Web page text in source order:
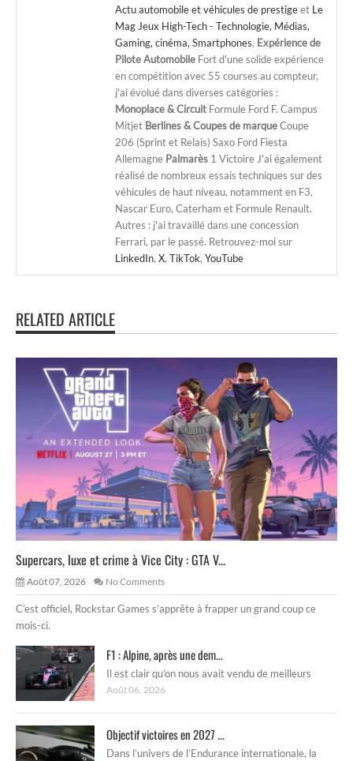
Actu automobile et véhicules de prestigeet Le
Mag Jeux High-Tech - Technologie, Médias,
Gaming, cinéma, Smartphones. Expérience de
Pilote Automobile Fort d'une solide expérience
en compétition avec 55 courses au compteur,
j'ai évolué dans diverses catégories :
Monoplace & Circuit Formule Ford F. Campus
Mitjet Berlines & Coupes de marqueCoupe
206 (Sprint et Relais) Saxo Ford Fiesta
Allemagne Palmarès 1 Victoire J'ai également
réalisé de nombreux essais techniques sur des
véhicules de haut niveau, notamment en F3,
Nascar Euro, Caterham et Formule Renault.
Autres : j'ai travaillé dans une concession
Ferrari, par le passé. Retrouvez-moi sur
LinkedIn, X, TikTok, YouTube
RELATED ARTICLE
Supercars, luxe et crime à Vice City : GTA V...
Août 07, 2026 No Comments
C’est officiel, Rockstar Games s’apprête à frapper un grand coup ce
mois-ci.
F1 : Alpine, après une dem...
Il est clair qu’on nous avait vendu de meilleurs
Août 06, 2026
Objectif victoires en 2027 ...
Dans l’univers de l’Endurance internationale, la